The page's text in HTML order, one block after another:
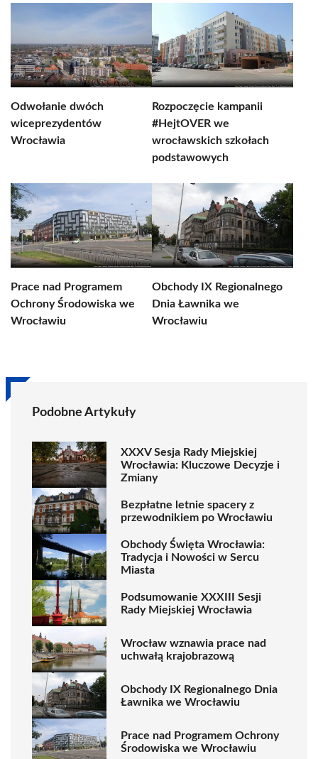
Odwołanie dwóch
wiceprezydentów
Wrocławia
Rozpoczęcie kampanii
#HejtOVER we
wrocławskich szkołach
podstawowych
Prace nad Programem
Ochrony Środowiska we
Wrocławiu
Obchody IX Regionalnego
Dnia Ławnika we
Wrocławiu
Podobne Artykuły
XXXV Sesja Rady Miejskiej
Wrocławia: Kluczowe Decyzje i
Zmiany
Bezpłatne letnie spacery z
przewodnikiem po Wrocławiu
Obchody Święta Wrocławia:
Tradycja i Nowości w Sercu
Miasta
Podsumowanie XXXIII Sesji
Rady Miejskiej Wrocławia
Wrocław wznawia prace nad
uchwałą krajobrazową
Obchody IX Regionalnego Dnia
Ławnika we Wrocławiu
Prace nad Programem Ochrony
Środowiska we Wrocławiu